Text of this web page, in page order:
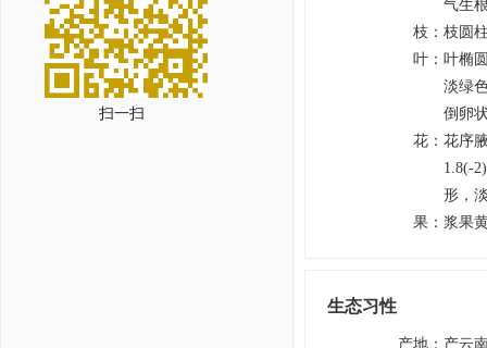
扫一扫
气生
枝 ： 枝圆
叶 ： 叶椭
淡绿
倒卵
花 ： 花序
1.8(-
形，
果 ： 浆果
生态习性
产地 ： 产云